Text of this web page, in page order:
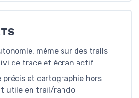
même sur des trails
de trace et écran actif
précis et cartographie hors
utile en trail/rando